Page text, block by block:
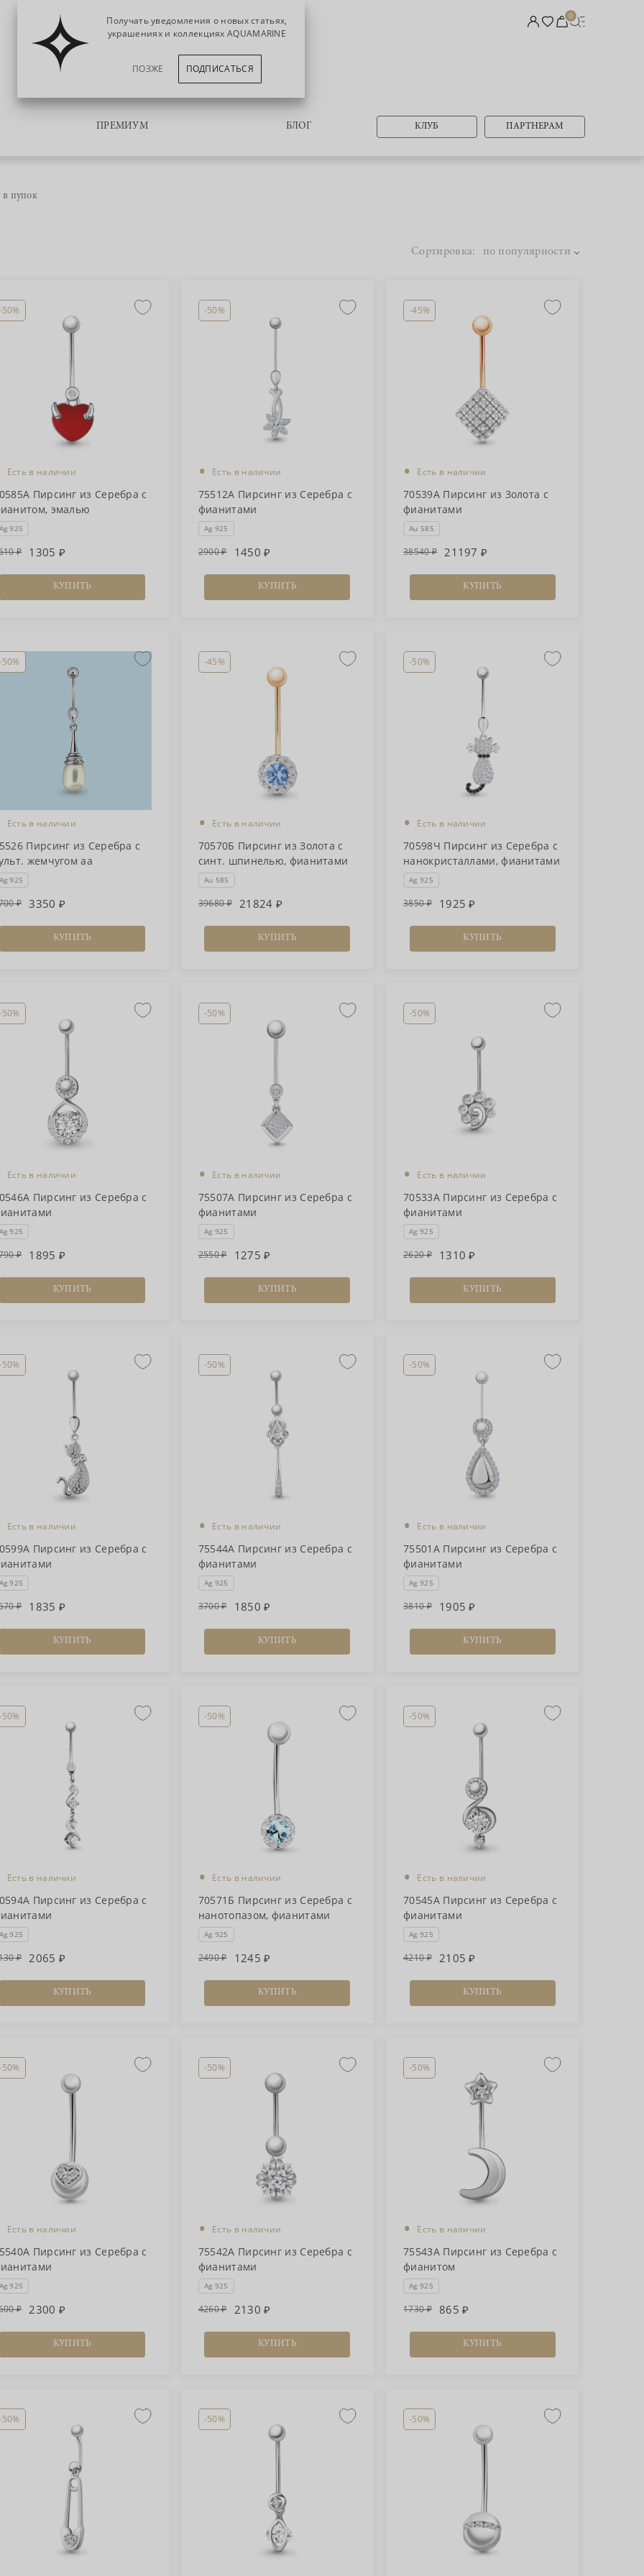
0
ПРЕМИУМ БЛОГ КЛУБ ПАРТНЕРАМ
в пупок
Сортировка: по популярности
Есть в наличии
Пирсинг из Серебра с
эмалью
925
1305
КУПИТЬ
-50%
• Есть в наличии
75512А Пирсинг из Серебра с
фианитами
Ag 925
2900 1450
КУПИТЬ
-45%
• Есть в наличии
70539А Пирсинг из Золота с
фианитами
Au 585
38540 21197
КУПИТЬ
Есть в наличии
Пирсинг из Серебра с
жемчугом аа
925
3350
КУПИТЬ
-45%
• Есть в наличии
70570Б Пирсинг из Золота с
синт. шпинелью, фианитами
Au 585
39680 21824
КУПИТЬ
-50%
• Есть в наличии
70598Ч Пирсинг из Серебра с
нанокристаллами, фианитами
Ag 925
3850 1925
КУПИТЬ
Есть в наличии
Пирсинг из Серебра с
925
1895
КУПИТЬ
-50%
• Есть в наличии
75507А Пирсинг из Серебра с
фианитами
Ag 925
2550 1275
КУПИТЬ
-50%
• Есть в наличии
70533А Пирсинг из Серебра с
фианитами
Ag 925
2620 1310
КУПИТЬ
Есть в наличии
Пирсинг из Серебра с
925
1835
КУПИТЬ
-50%
• Есть в наличии
75544А Пирсинг из Серебра с
фианитами
Ag 925
3700 1850
КУПИТЬ
-50%
• Есть в наличии
75501А Пирсинг из Серебра с
фианитами
Ag 925
3810 1905
КУПИТЬ
Есть в наличии
Пирсинг из Серебра с
925
2065
КУПИТЬ
-50%
• Есть в наличии
70571Б Пирсинг из Серебра с
нанотопазом, фианитами
Ag 925
2490 1245
КУПИТЬ
-50%
• Есть в наличии
70545А Пирсинг из Серебра с
фианитами
Ag 925
4210 2105
КУПИТЬ
Есть в наличии
Пирсинг из Серебра с
925
2300
КУПИТЬ
-50%
• Есть в наличии
75542А Пирсинг из Серебра с
фианитами
Ag 925
4260 2130
КУПИТЬ
-50%
• Есть в наличии
75543А Пирсинг из Серебра с
фианитом
Ag 925
1730 865
КУПИТЬ
-50% -50%
Получать уведомления о новых статьях,
украшениях и коллекциях AQUAMARINE
ПОЗЖЕ ПОДПИСАТЬСЯ